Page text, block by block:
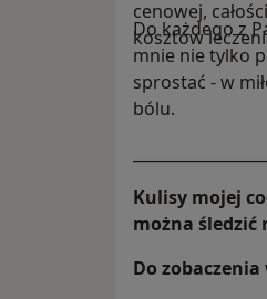
cenowej,
kosztów
Do każdego z
mnie nie tylko
sprostać - w
bólu.
Kulisy mojej
można
Do